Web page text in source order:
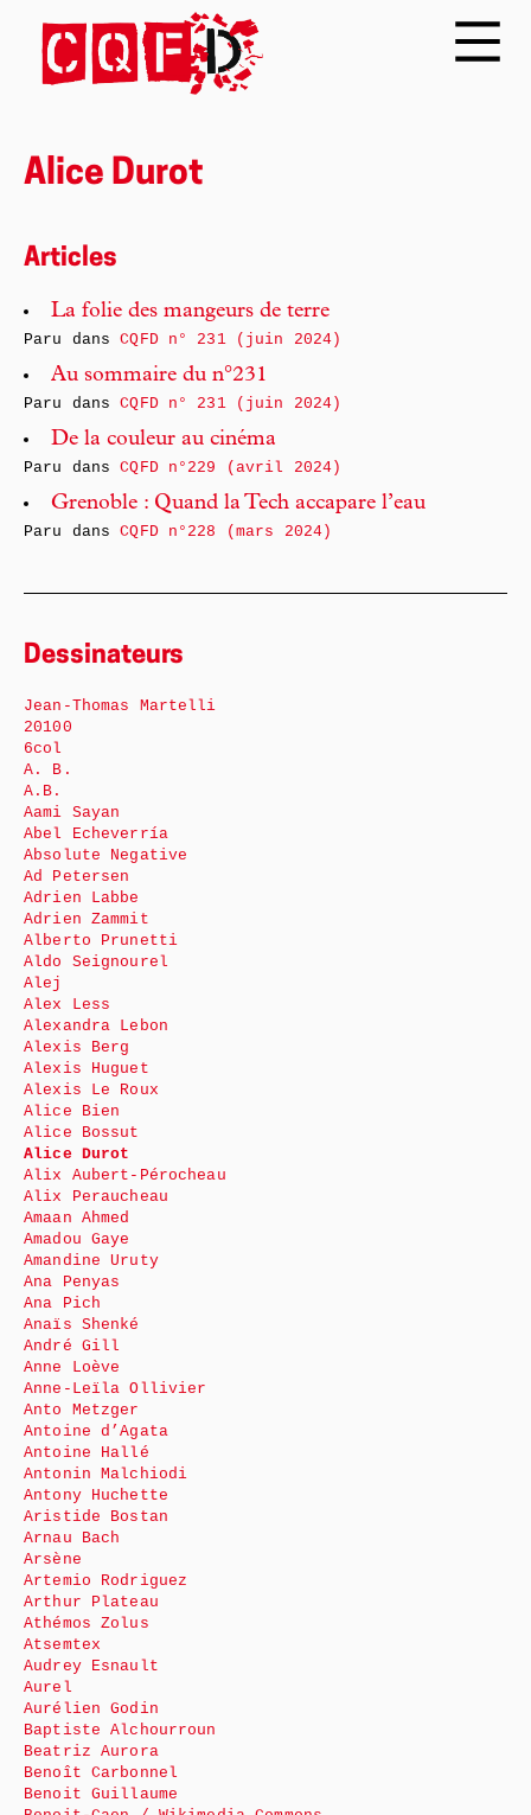
Alice Durot
Articles
La folie des mangeurs de terre
Paru dansCQFD n° 231 (juin 2024)
Au sommaire du n°231
Paru dansCQFD n° 231 (juin 2024)
De la couleur au cinéma
Paru dansCQFD n°229 (avril 2024)
Grenoble : Quand la Tech accapare l’eau
Paru dansCQFD n°228 (mars 2024)
Dessinateurs
Jean-Thomas Martelli
20100
6col
A. B.
A.B.
Aami Sayan
Abel Echeverría
Absolute Negative
Ad Petersen
Adrien Labbe
Adrien Zammit
Alberto Prunetti
Aldo Seignourel
Alej
Alex Less
Alexandra Lebon
Alexis Berg
Alexis Huguet
Alexis Le Roux
Alice Bien
Alice Bossut
Alice Durot
Alix Aubert-Pérocheau
Alix Peraucheau
Amaan Ahmed
Amadou Gaye
Amandine Uruty
Ana Penyas
Ana Pich
Anaïs Shenké
André Gill
Anne Loève
Anne-Leïla Ollivier
Anto Metzger
Antoine d’Agata
Antoine Hallé
Antonin Malchiodi
Antony Huchette
Aristide Bostan
Arnau Bach
Arsène
Artemio Rodriguez
Arthur Plateau
Athémos Zolus
Atsemtex
Audrey Esnault
Aurel
Aurélien Godin
Baptiste Alchourroun
Beatriz Aurora
Benoît Carbonnel
Benoit Guillaume